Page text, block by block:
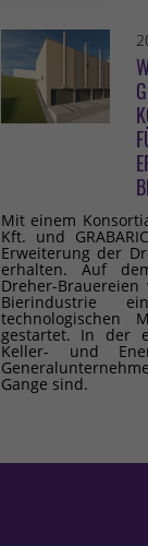
Mit einem
Kft. und
Erweiterung der
erhalten. Auf
Dreher-
Bierindustrie
technologischen
gestartet. In der
Keller- und
Gange sind.